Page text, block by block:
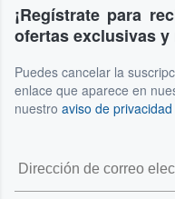
¡Regístrate para
ofertas exclusivas y
Puedes cancelar la
enlace que aparece en
nuestro aviso de privacidad